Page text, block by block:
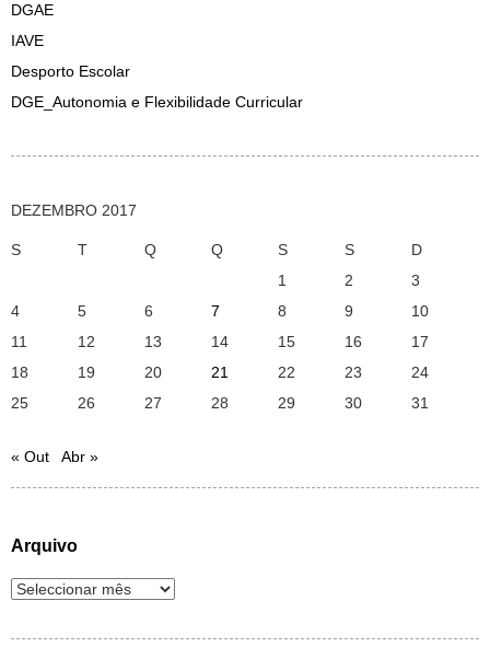
DGAE
IAVE
Desporto Escolar
DGE_Autonomia e Flexibilidade Curricular
DEZEMBRO 2017
S T Q Q S S
D
1
2
3
4
5 6 7 8 9
10
11
12 13 14 15 16
17
18
19 20 21 22 23
24
25
26 27 28 29 30 31
« Out Abr »
Arquivo